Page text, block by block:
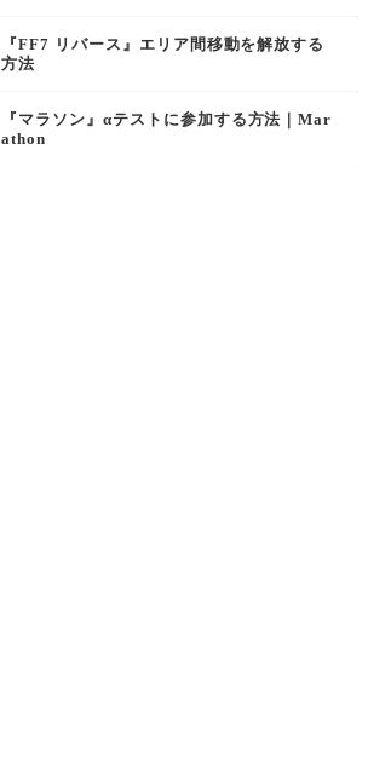
『FF7 リバース』エリア間移動を解放する
方法
『マラソン』αテストに参加する方法｜Mar
athon